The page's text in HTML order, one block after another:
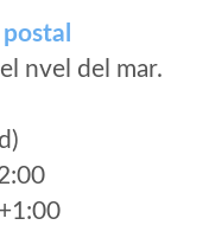
nvel del mar.